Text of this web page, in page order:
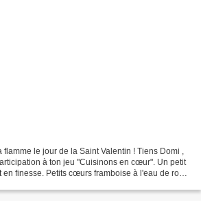
flamme le jour de la Saint Valentin ! Tiens Domi ,
à ton jeu "Cuisinons en cœur". Un petit
en finesse. Petits cœurs framboise à l'eau de rose